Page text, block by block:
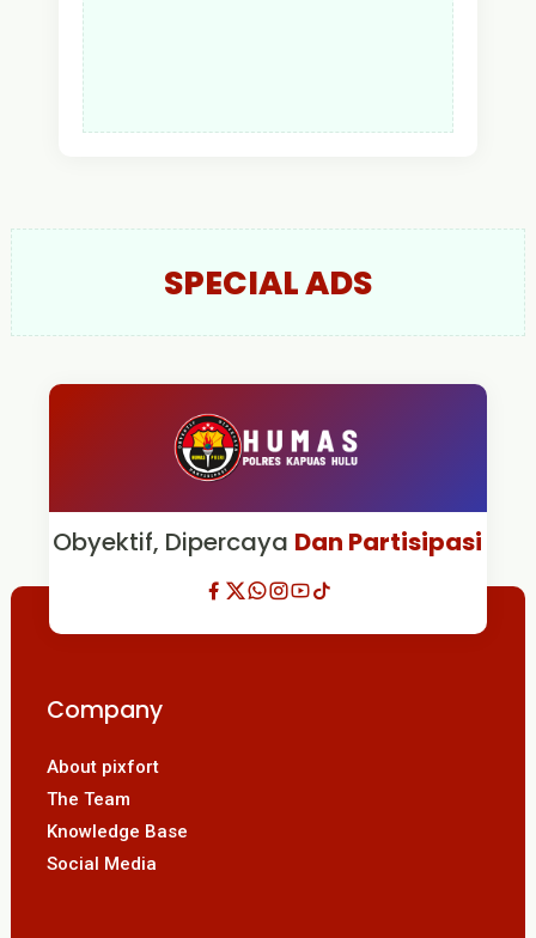
SPECIAL ADS
Obyektif, Dipercaya Dan Partisipasi
Company
About pixfort
The Team
Knowledge Base
Social Media